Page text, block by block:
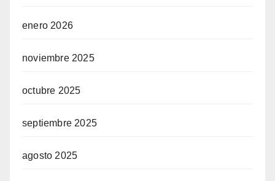
enero 2026
noviembre 2025
octubre 2025
septiembre 2025
agosto 2025